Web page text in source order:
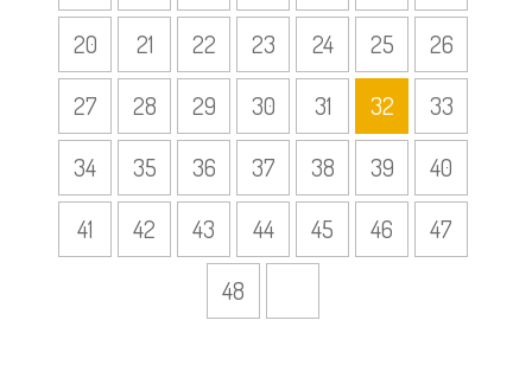
20
21 22 23 24 25
26
27
28 29 30 31 32
33
34
35 36 37 38 39
40
41
42 43 44 45 46
47
48